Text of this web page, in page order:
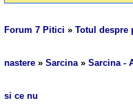
Forum 7 Pitici »Totul despre
nastere »Sarcina»Sarcina -
si ce nu